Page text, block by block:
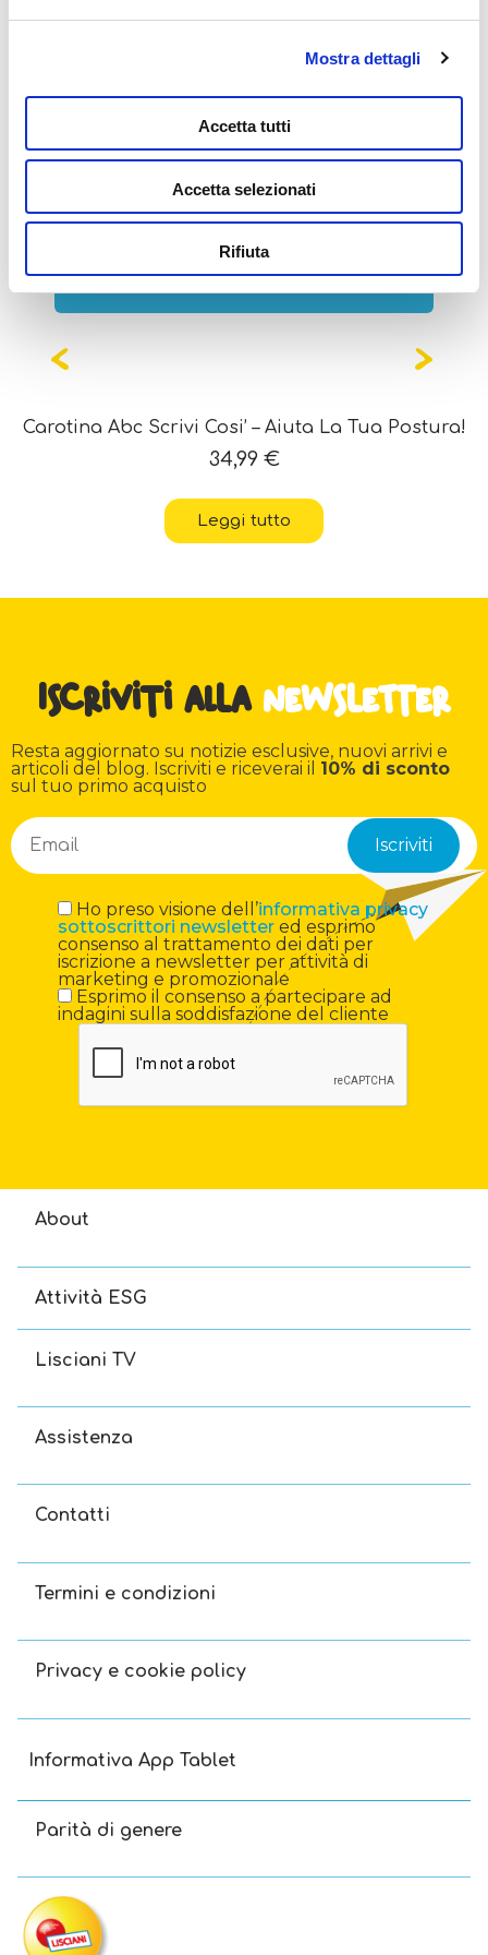
Mostra dettagli
Accetta tutti
Accetta selezionati
Rifiuta
Potrebbe interessarti
anche...
Carotina Abc Scrivi Cosi’ – Aiuta La Tua Postura!
34,99 €
Leggi tutto
Iscriviti alla newsletter
Resta aggiornato su notizie esclusive, nuovi arrivi e
articoli del blog. Iscriviti e riceverai il 10% di sconto
sul tuo primo acquisto
Ho preso visione dell’informativa privacy
sottoscrittori newslettered esprimo
consenso al trattamento dei dati per
iscrizione a newsletter per attività di
marketing e promozionale
Esprimo il consenso a partecipare ad
indagini sulla soddisfazione del cliente
About
Attività ESG
Lisciani TV
Assistenza
Contatti
Termini e condizioni
Privacy e cookie policy
Informativa App Tablet
Parità di genere